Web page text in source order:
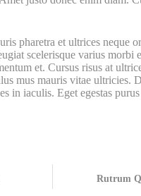
pharetra et ultrices neque
scelerisque varius
et. Cursus risus at
mus mauris vitae ultricies.
in iaculis. Eget egestas
Rutrum